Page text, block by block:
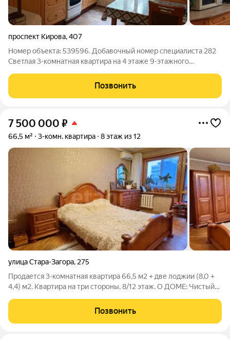
проспект Кирова,407
Номер объекта: 539596. Добавочный номер специалиста 282
Светлая 3-комнатная квартира на 4 этаже 9-этажного
тонах, что создает атмосферу уюта и комфорта. Просторная
кухня, гарнитур остается.
Позвонить
7 500 000 ₽
66,5 м² 3-комн. квартира 8 этаж из 12
улица Стара-Загора, 275
Продается 3-комнатная квартира 66,5 м2 + две лоджии (8,0 +
4,4) м2. Квартира на три стороны. 8/12 этаж. О ДОМЕ: Чистый
хорошая УК. Все соседи тихие, спокойные. О КВАРТИРЕ: Полы
- везде стяжка и
Позвонить